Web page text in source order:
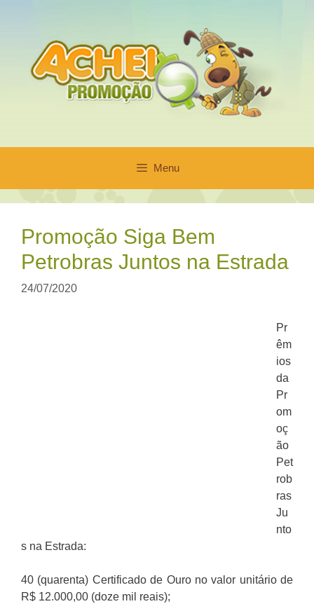
conteúdo
Menu
Promoção Siga Bem
Petrobras Juntos na Estrada
24/07/2020
Pr
êm
ios
da
Pr
om
oç
ão
Pet
rob
ras
Ju
nto
s na Estrada:
40 (quarenta) Certificado de Ouro no valor unitário de
R$ 12.000,00 (doze mil reais);